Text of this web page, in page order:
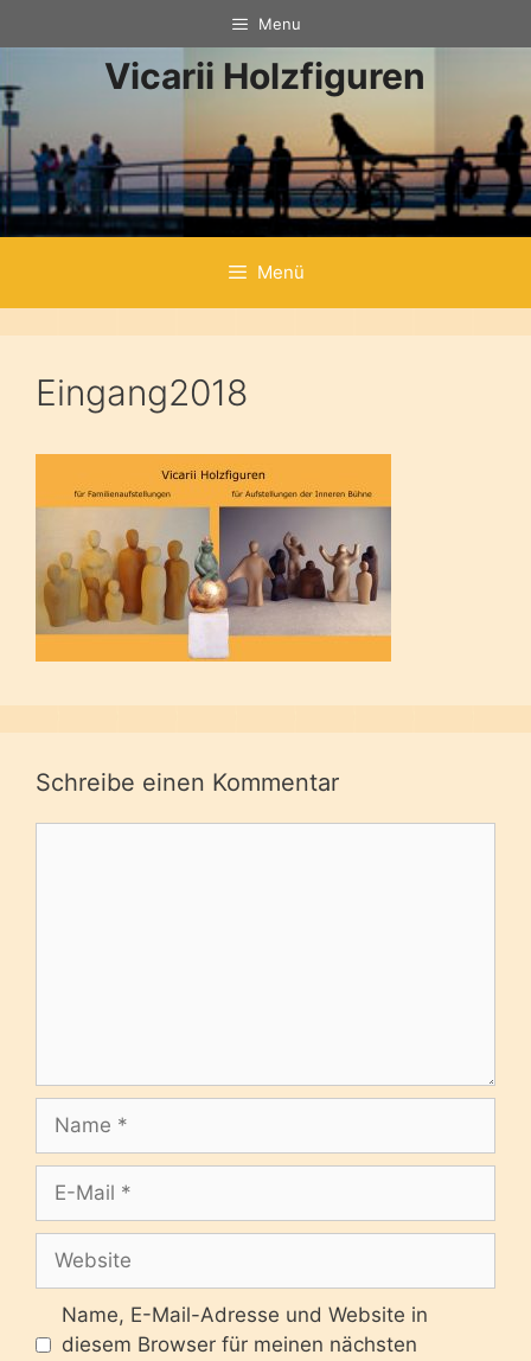
Inhalt
Menu
Vicarii Holzfiguren
Menü
Eingang2018
Schreibe einen Kommentar
Name
Website
Name, E-Mail-Adresse und Website in
diesem Browser für meinen nächsten